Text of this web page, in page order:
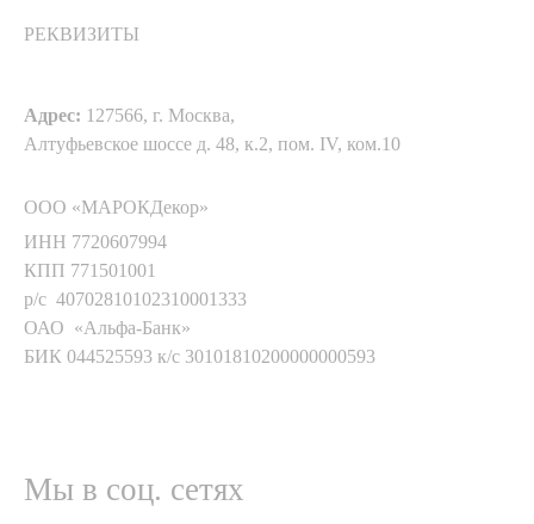
РЕКВИЗИТЫ
Адрес: 127566, г. Москва,
Алтуфьевское шоссе д. 48, к.2, пом. IV, ком.10
ООО «МАРОКДекор»
ИНН 7720607994
КПП 771501001
р/с 40702810102310001333
ОАО «Альфа-Банк»
БИК 044525593 к/с 30101810200000000593
Мы в соц. сетях